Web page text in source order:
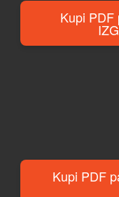
Kupi PDF
Kupi PDF